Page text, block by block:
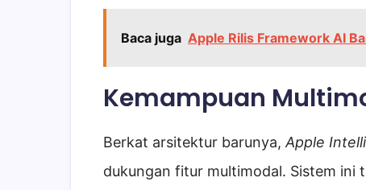
Baca juga Apple Rilis Framework AI
Kemampuan
Berkat arsitektur barunya, Apple
dukungan fitur multimodal. Sistem ini